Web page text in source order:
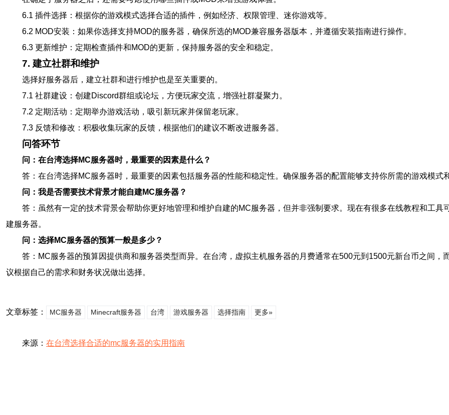
6.1 插件选择：根据你的游戏模式选择合适的插件，例如经济、权限管理、迷你游戏等。
6.2 MOD安装：如果你选择支持MOD的服务器，确保所选的MOD兼容服务器版本，并遵循安装指南进行操作。
6.3 更新维护：定期检查插件和MOD的更新，保持服务器的安全和稳定。
7. 建立社群和维护
选择好服务器后，建立社群和进行维护也是至关重要的。
7.1 社群建设：创建Discord群组或论坛，方便玩家交流，增强社群凝聚力。
7.2 定期活动：定期举办游戏活动，吸引新玩家并保留老玩家。
7.3 反馈和修改：积极收集玩家的反馈，根据他们的建议不断改进服务器。
问答环节
问：在台湾选择MC服务器时，最重要的因素是什么？
答：在台湾选择MC服务器时，最重要的因素包括服务器的性能和稳定性。确保服务器的配置能够支持你所需的游戏模式
问：我是否需要技术背景才能自建MC服务器？
答：虽然有一定的技术背景会帮助你更好地管理和维护自建的MC服务器，但并非强制要求。现在有很多在线教程和工
建服务器。
问：选择MC服务器的预算一般是多少？
答：MC服务器的预算因提供商和服务器类型而异。在台湾，虚拟主机服务器的月费通常在500元到1500元新台币之间
议根据自己的需求和财务状况做出选择。
文章标签： MC服务器 Minecraft服务器 台湾 游戏服务器 选择指南 更多»
来源： 在台湾选择合适的mc服务器的实用指南